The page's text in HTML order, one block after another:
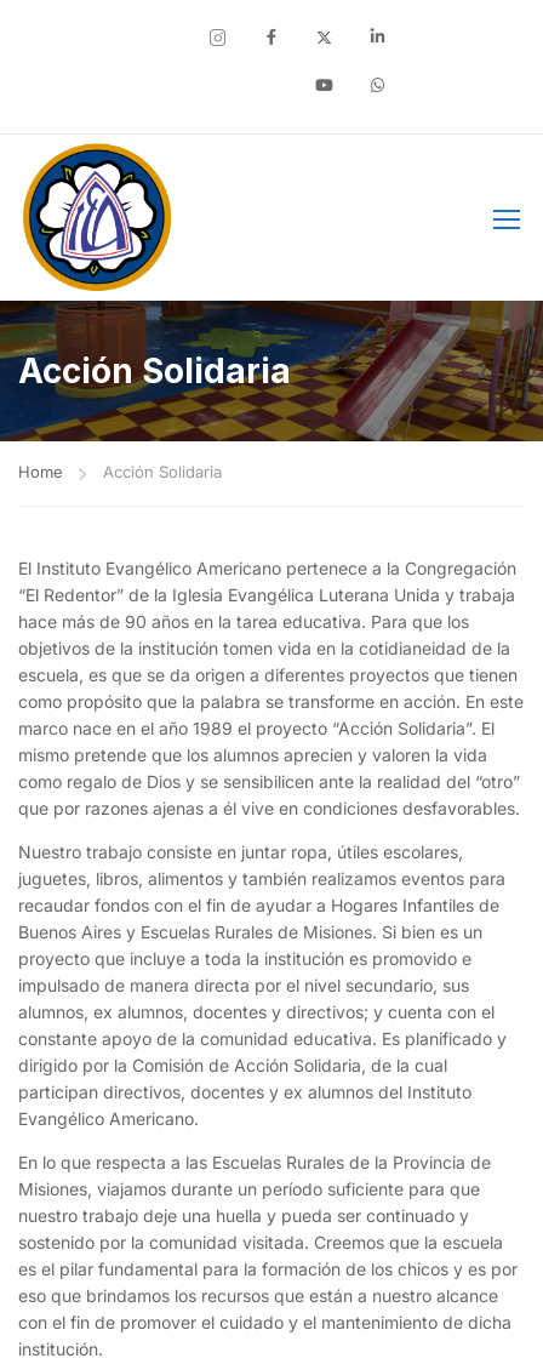
Acción Solidaria
Home Acción Solidaria
El Instituto Evangélico Americano pertenece a la Congregación
“El Redentor” de la Iglesia Evangélica Luterana Unida y trabaja
hace más de 90 años en la tarea educativa. Para que los
objetivos de la institución tomen vida en la cotidianeidad de la
escuela, es que se da origen a diferentes proyectos que tienen
como propósito que la palabra se transforme en acción. En este
marco nace en el año 1989 el proyecto “Acción Solidaria”. El
mismo pretende que los alumnos aprecien y valoren la vida
como regalo de Dios y se sensibilicen ante la realidad del “otro”
que por razones ajenas a él vive en condiciones desfavorables.
Nuestro trabajo consiste en juntar ropa, útiles escolares,
juguetes, libros, alimentos y también realizamos eventos para
recaudar fondos con el fin de ayudar a Hogares Infantiles de
Buenos Aires y Escuelas Rurales de Misiones. Si bien es un
proyecto que incluye a toda la institución es promovido e
impulsado de manera directa por el nivel secundario, sus
alumnos, ex alumnos, docentes y directivos; y cuenta con el
constante apoyo de la comunidad educativa. Es planificado y
dirigido por la Comisión de Acción Solidaria, de la cual
participan directivos, docentes y ex alumnos del Instituto
Evangélico Americano.
En lo que respecta a las Escuelas Rurales de la Provincia de
Misiones, viajamos durante un período suficiente para que
nuestro trabajo deje una huella y pueda ser continuado y
sostenido por la comunidad visitada. Creemos que la escuela
es el pilar fundamental para la formación de los chicos y es por
eso que brindamos los recursos que están a nuestro alcance
con el fin de promover el cuidado y el mantenimiento de dicha
institución.